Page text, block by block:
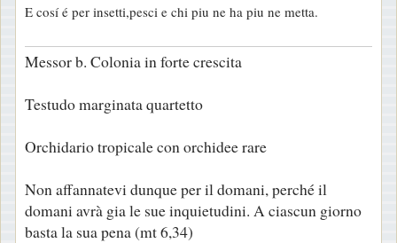
E cosí é per insetti,pesci e chi piu ne ha piu ne metta.
Messor b. Colonia in forte crescita
Testudo marginata quartetto
Orchidario tropicale con orchidee rare
Non affannatevi dunque per il domani, perché il
domani avrà gia le sue inquietudini. A ciascun giorno
basta la sua pena (mt 6,34)